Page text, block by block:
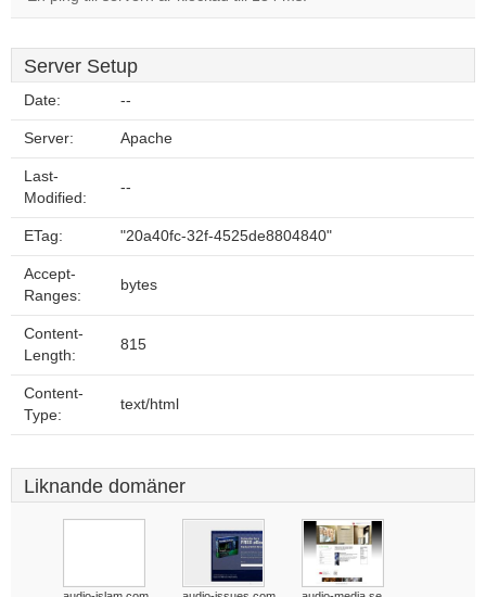
Server Setup
Date: --
Server: Apache
Last-
Modified:
--
ETag: "20a40fc-32f-4525de8804840"
Accept-
Ranges:
bytes
Content-
Length:
815
Content-
Type:
text/html
Liknande domäner